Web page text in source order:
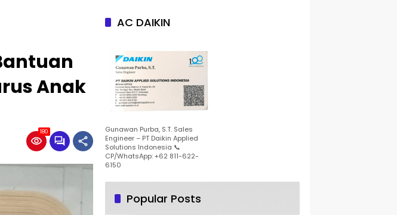
Anak
180
AC DAIKIN
Gunawan Purba, S.T. Sales
Engineer – PT Daikin Applied
Solutions Indonesia 📞
CP/WhatsApp: +62 811-622-
6150
Popular Posts